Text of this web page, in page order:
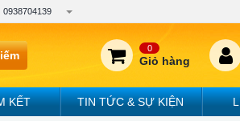
0938704139
0
Giỏ hàng
KẾT TIN TỨC & SỰ KIỆN